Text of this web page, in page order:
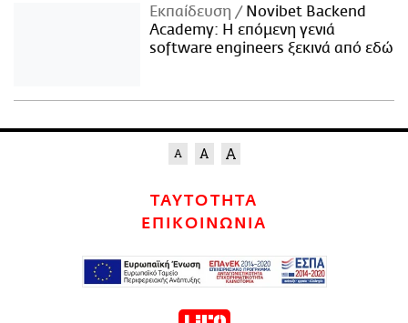
Εκπαίδευση
Novibet Backend
Academy: Η επόμενη γενιά
software engineers ξεκινά από εδώ
ΤΑΥΤΟΤΗΤΑ
ΕΠΙΚΟΙΝΩΝΙΑ